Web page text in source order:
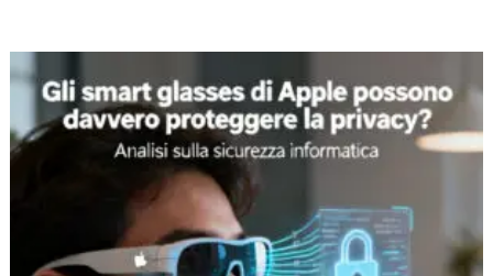
Gli
smart
glasses
davvero